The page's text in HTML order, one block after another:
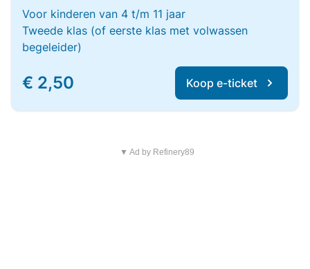
Voor kinderen van 4 t/m 11 jaar
Tweede klas (of eerste klas met volwassen
begeleider)
€ 2,50 Koop e-ticket
▼ Ad by Refinery89